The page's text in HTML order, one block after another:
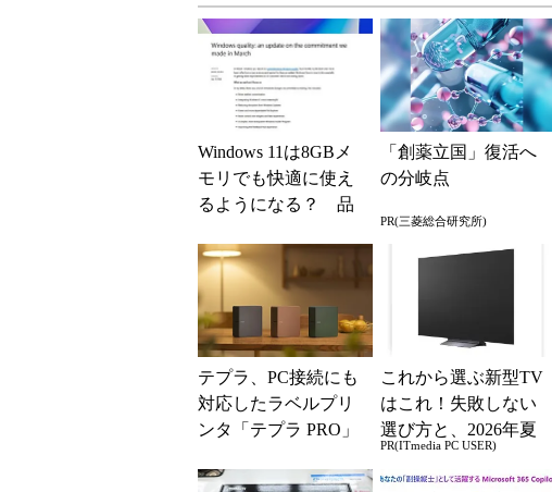
Windows 11は8GBメ
モリでも快適に使え
るようになる？ 品
と「26H2」に...
「創薬立国」復活へ
の分岐点
PR(三菱総合研究所)
テプラ、PC接続にも
対応したラベルプリ
ンタ「テプラ PRO」
これから選ぶ新型TV
はこれ！失敗しない
選び方と、2026年夏
の一押しモデル
PR(ITmedia PC USER)